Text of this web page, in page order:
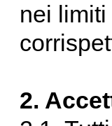
nei
2.